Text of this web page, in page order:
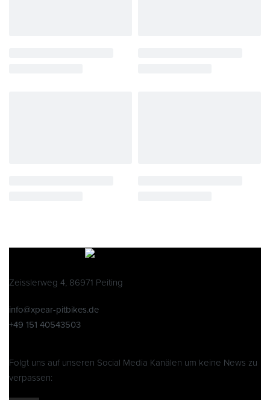
Zeisslerweg 4, 86971 Peiting
info@xpear-pitbikes.de
+49 151 40543503
Folgt uns auf unseren Social Media Kanälen um keine News zu
verpassen: